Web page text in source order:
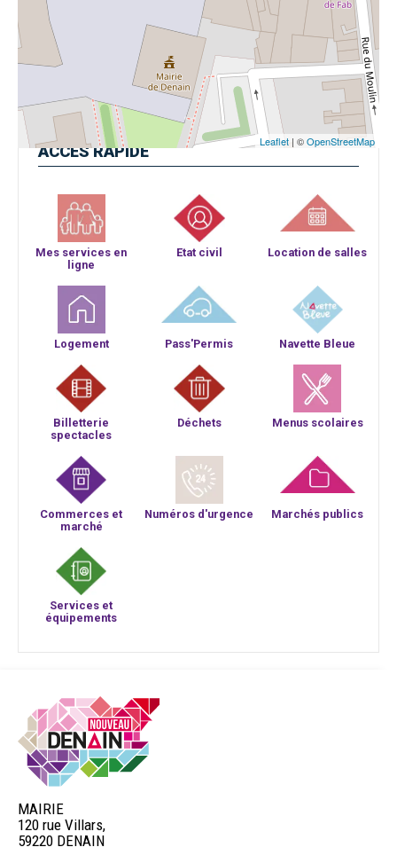
Leaflet | ©OpenStreetMap
ACCÈSRAPIDE
Mes services en
ligne
Etat civil Location de salles
Logement Pass'Permis Navette Bleue
Billetterie
spectacles
Déchets Menus scolaires
Commerces et
marché
Numéros d'urgence Marchés publics
Services et
équipements
MAIRIE
120 rue Villars,
59220 DENAIN